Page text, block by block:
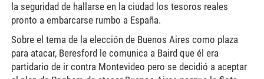
la seguridad de hallarse en la ciudad los tesoros reales
pronto a embarcarse rumbo a España.
Sobre el tema de la elección de Buenos Aires como plaza
para atacar, Beresford le comunica a Baird que él era
partidario de ir contra Montevideo pero se decidió a aceptar